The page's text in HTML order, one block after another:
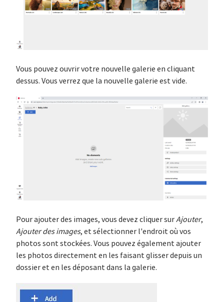
Vous pouvez ouvrir votre nouvelle galerie en cliquant
dessus. Vous verrez que la nouvelle galerie est vide.
Pour ajouter des images, vous devez cliquer surAjouter,
Ajouter des images, et sélectionner l'endroit où vos
photos sont stockées. Vous pouvez également ajouter
les photos directement en les faisant glisser depuis un
dossier et en les déposant dans la galerie.